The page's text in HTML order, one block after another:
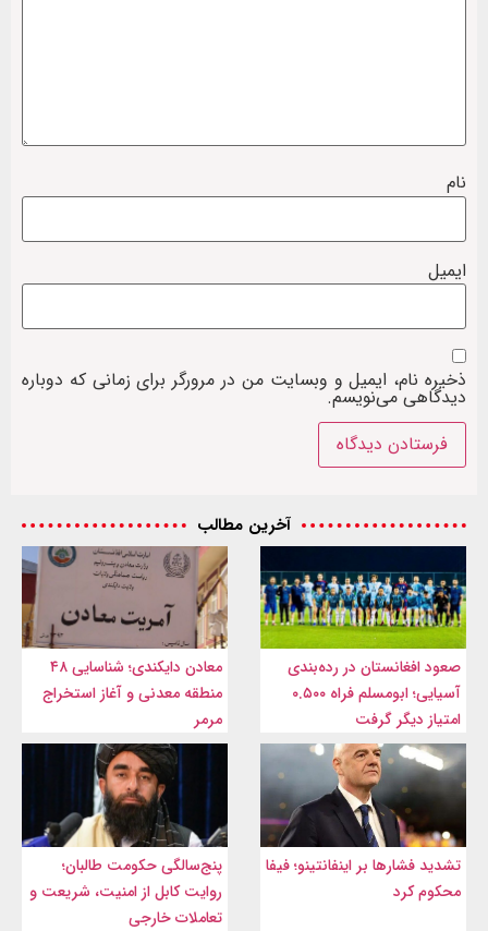
نام
ایمیل
ذخیره نام، ایمیل و وبسایت من در مرورگر برای زمانی که دوباره
دیدگاهی می‌نویسم.
آخرین مطالب
صعود افغانستان در رده‌بندی
آسیایی؛ ابومسلم فراه ۰.۵۰۰
امتیاز دیگر گرفت
معادن دایکندی؛ شناسایی ۴۸
منطقه معدنی و آغاز استخراج
مرمر
تشدید فشارها بر اینفانتینو؛ فیفا
محکوم کرد
پنج‌سالگی حکومت طالبان؛
روایت کابل از امنیت، شریعت و
تعاملات خارجی